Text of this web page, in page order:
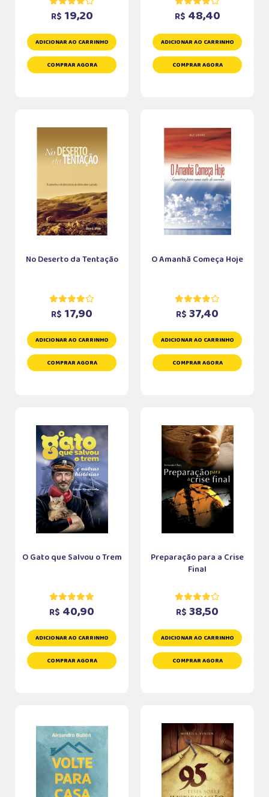
R$ 19,20
ADICIONAR AO CARRINHO
COMPRAR AGORA
R$ 48,40
ADICIONAR AO CARRINHO
COMPRAR AGORA
No Deserto da Tentação
R$ 17,90
ADICIONAR AO CARRINHO
COMPRAR AGORA
O Amanhã Começa Hoje
R$ 37,40
ADICIONAR AO CARRINHO
COMPRAR AGORA
O Gato que Salvou o Trem
R$ 40,90
ADICIONAR AO CARRINHO
COMPRAR AGORA
Preparação para a Crise
Final
R$ 38,50
ADICIONAR AO CARRINHO
COMPRAR AGORA